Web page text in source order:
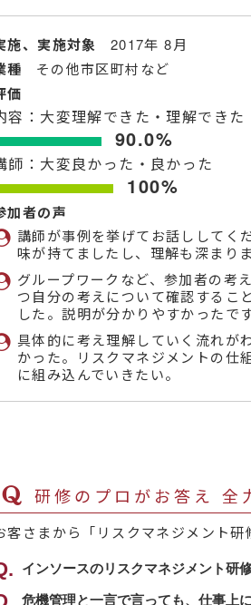
施、実施対象 2017年 8月
種 その他市区町村など
価
容：大変理解できた・理解できた
90.0%
師：大変良かった・良かった
100%
加者の声
講師が事例を挙げてお話ししてく
味が持てましたし、理解も深まりま
グループワークなど、参加者の考
つ自分の考えについて確認するこ
した。説明が分かりやすかったです
具体的に考え理解していく流れが
かった。リスクマネジメントの仕
に組み込んでいきたい。
研修のプロがお答え 全
客さまから「リスクマネジメント
インソースのリスクマネジメント研
危機管理と一言で言っても、仕事上